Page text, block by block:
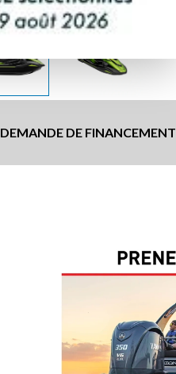
DEMANDE DE FINANCEMENT